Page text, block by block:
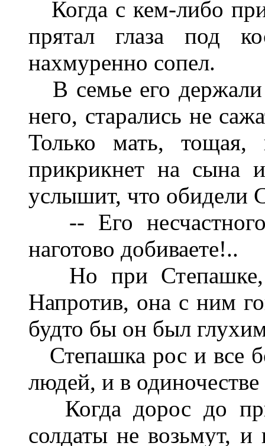
Когда с кем-либо
прятал глаза под
нахмуренно сопел.
В семье его держали
него, старались не
Только мать, тощая,
прикрикнет на сына
услышит, что обидели
-- Его
наготово добиваете!..
Но при Степашке,
Напротив, она с ним
будто бы он был
Степашка рос и все
людей, и в
Когда дорос до
солдаты не возьмут, и